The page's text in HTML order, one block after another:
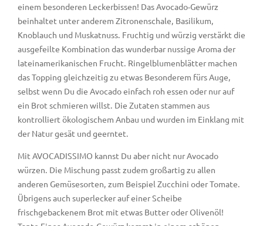
einem besonderen Leckerbissen! Das Avocado-Gewürz
beinhaltet unter anderem Zitronenschale, Basilikum,
Knoblauch und Muskatnuss. Fruchtig und würzig verstärkt die
ausgefeilte Kombination das wunderbar nussige Aroma der
lateinamerikanischen Frucht. Ringelblumenblätter machen
das Topping gleichzeitig zu etwas Besonderem fürs Auge,
selbst wenn Du die Avocado einfach roh essen oder nur auf
ein Brot schmieren willst. Die Zutaten stammen aus
kontrolliert ökologischem Anbau und wurden im Einklang mit
der Natur gesät und geerntet.
Mit AVOCADISSIMO kannst Du aber nicht nur Avocado
würzen. Die Mischung passt zudem großartig zu allen
anderen Gemüsesorten, zum Beispiel Zucchini oder Tomate.
Übrigens auch superlecker auf einer Scheibe
frischgebackenem Brot mit etwas Butter oder Olivenöl!